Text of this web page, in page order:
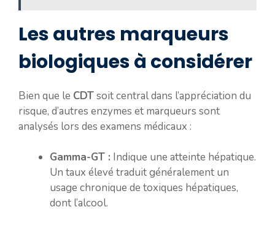
Les autres marqueurs
biologiques à considérer
Bien que le CDTsoit central dans l’appréciation du
risque, d’autres enzymes et marqueurs sont
analysés lors des examens médicaux :
Gamma-GT : Indique une atteinte hépatique.
Un taux élevé traduit généralement un
usage chronique de toxiques hépatiques,
dont l’alcool.